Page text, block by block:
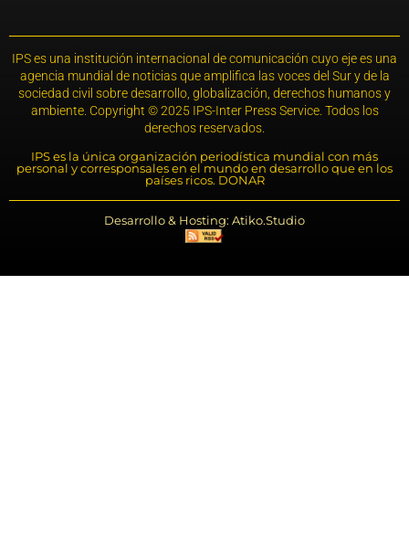
IPS es una institución internacional de comunicación cuyo eje es una
agencia mundial de noticias que amplifica las voces del Sur y de la
sociedad civil sobre desarrollo, globalización, derechos humanos y
ambiente. Copyright © 2025 IPS-Inter Press Service. Todos los
derechos reservados.
IPS es la única organización periodística mundial con más
personal y corresponsales en el mundo en desarrollo que en los
países ricos. DONAR
Desarrollo & Hosting: Atiko.Studio